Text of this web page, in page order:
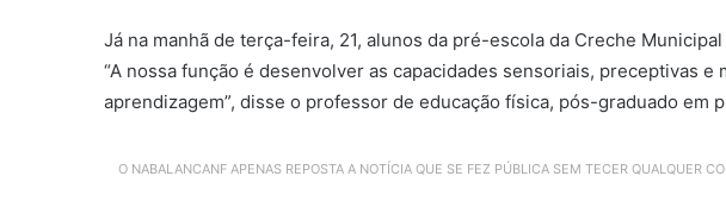
Já na manhã de terça-feira, 21, alunos da pré-escola da Creche
“A nossa função é desenvolver as capacidades sensoriais, preceptivas
aprendizagem”, disse o professor de educação física, pós-graduado em
O NABALANCANF APENAS REPOSTA A NOTÍCIA QUE SE FEZ PÚBLICA SEM TECER QUALQUER